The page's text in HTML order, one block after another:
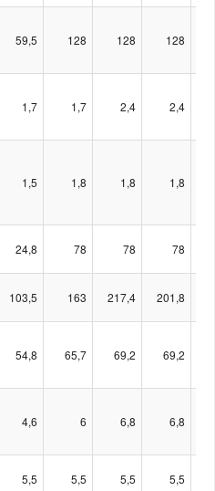
59,5 128 128 128
1,7 1,7 2,4 2,4
1,5 1,8 1,8 1,8
24,8 78 78 78
103,5 163 217,4 201,8
54,8 65,7 69,2 69,2
4,6 6 6,8 6,8
5,5 5,5 5,5 5,5